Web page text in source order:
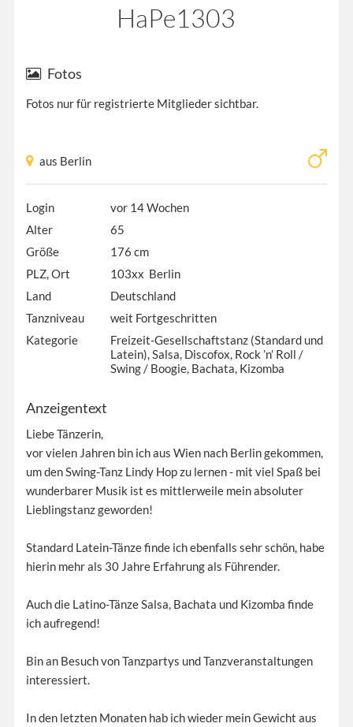
HaPe1303
Fotos
Fotos nur für registrierte Mitglieder sichtbar.
aus Berlin
Login
vor 14 Wochen
Alter
65
Größe
176 cm
PLZ, Ort
103xx Berlin
Land
Deutschland
Tanzniveau
weit Fortgeschritten
Kategorie
Freizeit-Gesellschaftstanz (Standard und
Latein), Salsa, Discofox, Rock ’n’ Roll /
Swing / Boogie, Bachata, Kizomba
Anzeigentext
Liebe Tänzerin,
vor vielen Jahren bin ich aus Wien nach Berlin gekommen,
um den Swing-Tanz Lindy Hop zu lernen - mit viel Spaß bei
wunderbarer Musik ist es mittlerweile mein absoluter
Lieblingstanz geworden!
Standard Latein-Tänze finde ich ebenfalls sehr schön, habe
hierin mehr als 30 Jahre Erfahrung als Führender.
Auch die Latino-Tänze Salsa, Bachata und Kizomba finde
ich aufregend!
Bin an Besuch von Tanzpartys und Tanzveranstaltungen
interessiert.
In den letzten Monaten hab ich wieder mein Gewicht aus